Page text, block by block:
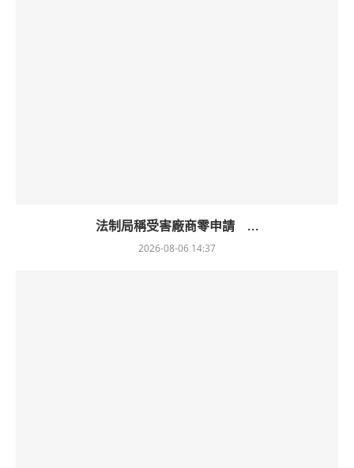
法制局稱受害廠商零申請 ...
2026-08-06 14:37